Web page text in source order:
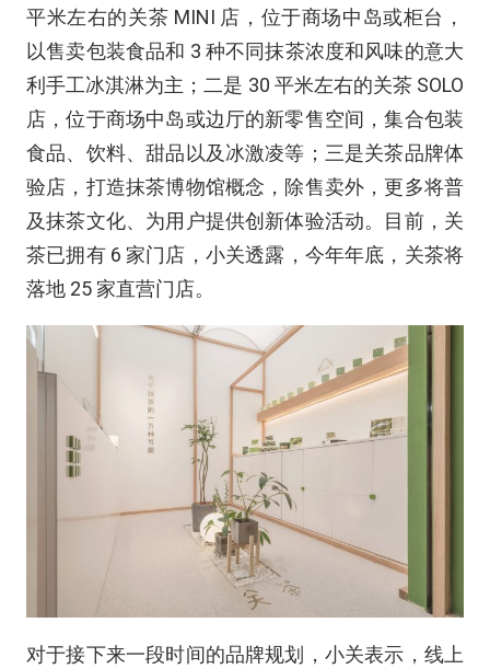
平米左右的关茶 MINI 店，位于商场中岛或柜台，
以售卖包装食品和 3 种不同抹茶浓度和风味的意大
利手工冰淇淋为主；二是 30 平米左右的关茶 SOLO
店，位于商场中岛或边厅的新零售空间，集合包装
食品、饮料、甜品以及冰激凌等；三是关茶品牌体
验店，打造抹茶博物馆概念，除售卖外，更多将普
及抹茶文化、为用户提供创新体验活动。目前，关
茶已拥有 6 家门店，小关透露，今年年底，关茶将
落地 25 家直营门店。
对于接下来一段时间的品牌规划，小关表示，线上